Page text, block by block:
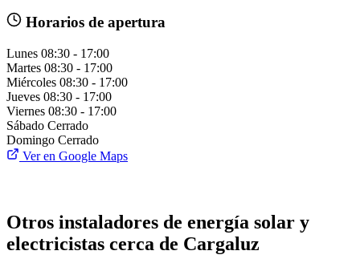
Horarios de apertura
Lunes 08:30 - 17:00
Martes 08:30 - 17:00
Miércoles 08:30 - 17:00
Jueves 08:30 - 17:00
Viernes 08:30 - 17:00
Sábado Cerrado
Domingo Cerrado
Ver en Google Maps
Otros instaladores de energía solar y
electricistas cerca de Cargaluz